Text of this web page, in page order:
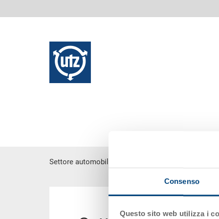
Consenso
Questo sito web utilizza i
Settore automobilistico
contenuto principale